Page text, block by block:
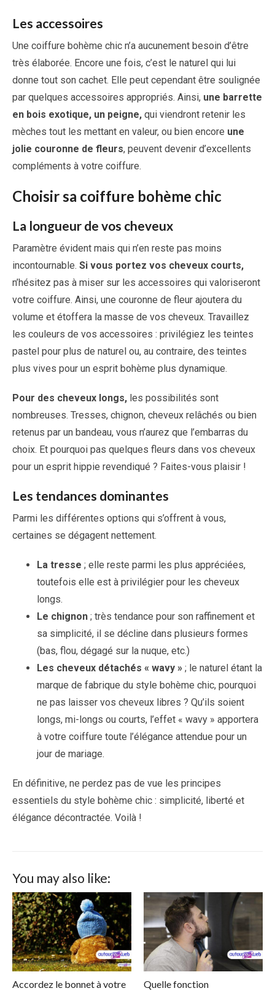
Les accessoires
Une coiffure bohème chic n’a aucunement besoin d’être
très élaborée. Encore une fois, c’est le naturel qui lui
donne tout son cachet. Elle peut cependant être soulignée
par quelques accessoires appropriés. Ainsi, une barrette
en bois exotique, un peigne, qui viendront retenir les
mèches tout les mettant en valeur, ou bien encore une
jolie couronne de fleurs, peuvent devenir d’excellents
compléments à votre coiffure.
Choisir sa coiffure bohème chic
La longueur de vos cheveux
Paramètre évident mais qui n’en reste pas moins
incontournable. Si vous portez vos cheveux courts,
n’hésitez pas à miser sur les accessoires qui valoriseront
votre coiffure. Ainsi, une couronne de fleur ajoutera du
volume et étoffera la masse de vos cheveux. Travaillez
les couleurs de vos accessoires : privilégiez les teintes
pastel pour plus de naturel ou, au contraire, des teintes
plus vives pour un esprit bohème plus dynamique.
Pour des cheveux longs, les possibilités sont
nombreuses. Tresses, chignon, cheveux relâchés ou bien
retenus par un bandeau, vous n’aurez que l’embarras du
choix. Et pourquoi pas quelques fleurs dans vos cheveux
pour un esprit hippie revendiqué ? Faites-vous plaisir !
Les tendances dominantes
Parmi les différentes options qui s’offrent à vous,
certaines se dégagent nettement.
La tresse ; elle reste parmi les plus appréciées,
toutefois elle est à privilégier pour les cheveux
longs.
Le chignon ; très tendance pour son raffinement et
sa simplicité, il se décline dans plusieurs formes
(bas, flou, dégagé sur la nuque, etc.)
Les cheveux détachés « wavy » ; le naturel étant la
marque de fabrique du style bohème chic, pourquoi
ne pas laisser vos cheveux libres ? Qu’ils soient
longs, mi-longs ou courts, l’effet « wavy » apportera
à votre coiffure toute l’élégance attendue pour un
jour de mariage.
En définitive, ne perdez pas de vue les principes
essentiels du style bohème chic : simplicité, liberté et
élégance décontractée. Voilà !
You may also like:
Accordez le bonnet à votre
Quelle fonction